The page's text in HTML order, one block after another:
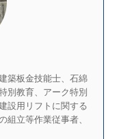
築板金技能士、石綿
別教育、アーク特別
設用リフトに関する
組立等作業従事者、